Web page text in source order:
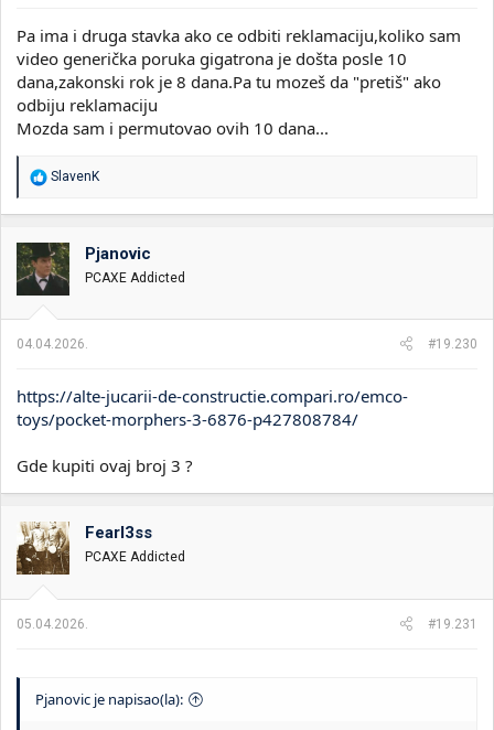
Pa ima i druga stavka ako ce odbiti reklamaciju,koliko sam
video generička poruka gigatrona je došta posle 10
dana,zakonski rok je 8 dana.Pa tu mozeš da "pretiš" ako
odbiju reklamaciju
Mozda sam i permutovao ovih 10 dana...
R
o
v
a
n
:
SlavenK
Pjanovic
PCAXE Addicted
04.04.2026. #19.230
https://alte-jucarii-de-constructie.compari.ro/emco-
toys/pocket-morphers-3-6876-p427808784/
Gde kupiti ovaj broj 3 ?
Fearl3ss
PCAXE Addicted
05.04.2026. #19.231
Pjanovic je napisao(la):